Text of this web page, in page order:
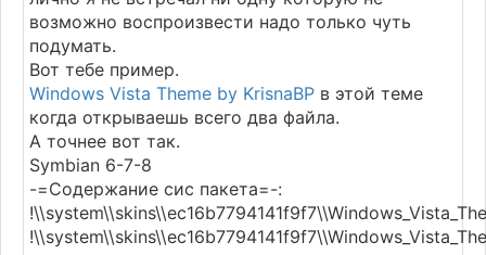
возможно воспроизвести надо только чуть
подумать.
Вот тебе пример.
Windows Vista Theme by KrisnaBP в этой теме
когда открываешь всего два файла.
А точнее вот так.
Symbian 6-7-8
-=Содержание сис пакета=-: